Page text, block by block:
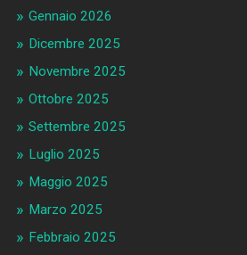
Gennaio 2026
Dicembre 2025
Novembre 2025
Ottobre 2025
Settembre 2025
Luglio 2025
Maggio 2025
Marzo 2025
Febbraio 2025